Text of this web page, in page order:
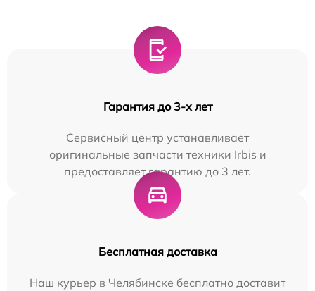
Гарантия до 3-х лет
Сервисный центр устанавливает
оригинальные запчасти техники Irbis и
предоставляет гарантию до 3 лет.
Бесплатная доставка
Наш курьер в Челябинске бесплатно доставит